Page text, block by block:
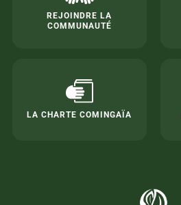
REJOINDRE LA
COMMUNAUTÉ
LA CHARTE COMINGAÏA